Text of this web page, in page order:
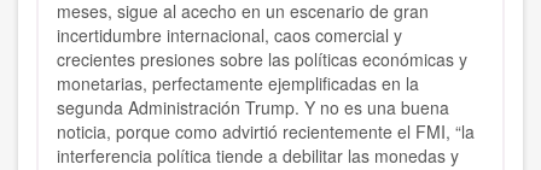
meses, sigue al acecho en un escenario de gran
incertidumbre internacional, caos comercial y
crecientes presiones sobre las políticas económicas y
monetarias, perfectamente ejemplificadas en la
segunda Administración Trump. Y no es una buena
noticia, porque como advirtió recientemente el FMI, “la
interferencia política tiende a debilitar las monedas y